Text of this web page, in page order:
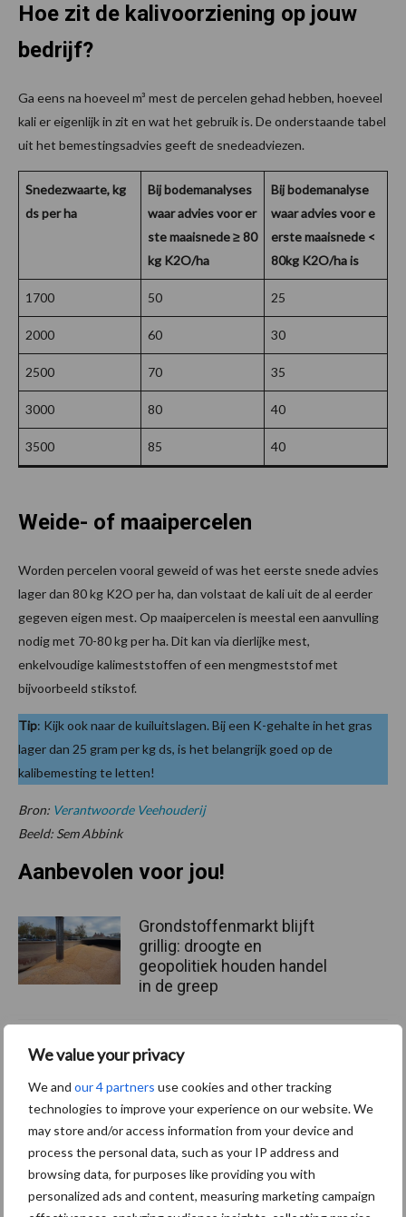
We value your privacy
We and our 4 partners use cookies and other tracking
technologies to improve your experience on our website. We
may store and/or access information from your device and
process the personal data, such as your IP address and
browsing data, for purposes like providing you with
personalized ads and content, measuring marketing campaign
Hoe zit de kalivoorziening op jouw
bedrijf?
Ga eens na hoeveel m³ mest de percelen gehad hebben, hoeveel
kali er eigenlijk in zit en wat het gebruik is. De onderstaande tabel
uit het bemestingsadvies geeft de snedeadviezen.
Snedezwaarte, kg
ds per ha
Bij bodemanalyses
waar advies voor er
ste maaisnede ≥ 80
kg K2O/ha
Bij bodemanalyse
waar advies voor e
erste maaisnede <
80kg K2O/ha is
1700 50 25
2000 60 30
2500 70 35
3000 80 40
3500 85 40
Weide- of maaipercelen
Worden percelen vooral geweid of was het eerste snede advies
lager dan 80 kg K2O per ha, dan volstaat de kali uit de al eerder
gegeven eigen mest. Op maaipercelen is meestal een aanvulling
nodig met 70-80 kg per ha. Dit kan via dierlijke mest,
enkelvoudige kalimeststoffen of een mengmeststof met
bijvoorbeeld stikstof.
Tip: Kijk ook naar de kuiluitslagen. Bij een K-gehalte in het gras
lager dan 25 gram per kg ds, is het belangrijk goed op de
kalibemesting te letten!
Bron: Verantwoorde Veehouderij
Beeld: Sem Abbink
Aanbevolen voor jou!
Grondstoffenmarkt blijft
grillig: droogte en
geopolitiek houden handel
in de greep
De speenhuid: een vaak
onderschatte risicofactor
voor mastitis
ForFarmers ziet volume en
marktaandeel groeien in
krimpende Nederlandse